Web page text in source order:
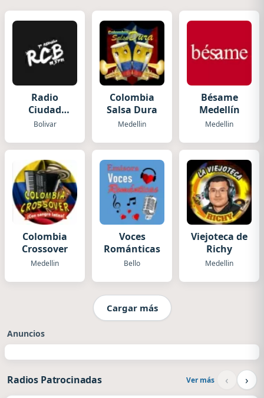
Radio
Ciudad
Bolivar RCB
Bolivar
Colombia
Salsa Dura
Medellin
Bésame
Medellín
Medellin
Colombia
Crossover
Medellin
Voces
Románticas
Bello
Viejoteca de
Richy
Medellin
Cargar más
Anuncios
Radios Patrocinadas Ver más ‹ ›